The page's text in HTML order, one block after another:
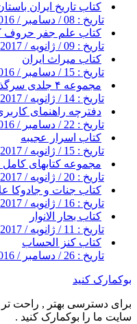
کتاب تاریخ ایران
تاریخ : 08 / دسامبر / 2016
کتاب علم جفر حروف
تاریخ : 09 / ژانویه / 2017
کتاب میراث ایران
تاریخ : 15 / دسامبر / 2016
مجموعه ۴ جلدی سرگذشت عیسی مسیح بر اساس [...]
تاریخ : 14 / ژانویه / 2017
دفترچه راهنمای
تاریخ : 22 / دسامبر / 2016
کتاب اسرار عجیبه
تاریخ : 15 / ژانویه / 2017
مجموعه کتابهای
تاریخ : 20 / ژانویه / 2017
کتاب جنات و جادوکا
تاریخ : 16 / ژانویه / 2017
کتاب بحار الانوار
تاریخ : 11 / ژانویه / 2017
کتاب کنز الحساب
تاریخ : 26 / دسامبر / 2016
بوکمارک کنید
برای دسترسی بهتر , راحت
سایت ما را بوکمارک کنید .